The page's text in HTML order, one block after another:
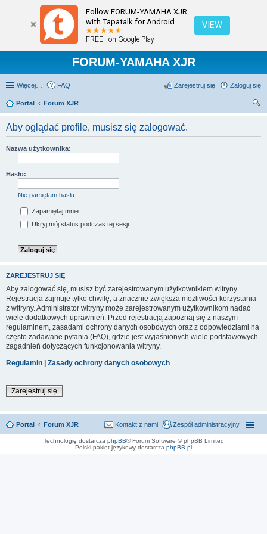
Follow FORUM-YAMAHA XJR
with Tapatalk for Android
FREE - on Google Play
VIEW
FORUM-YAMAHA XJR
Więcej… FAQ Zaloguj się
Zarejestruj się
Portal
Forum XJR
Aby oglądać profile, musisz się zalogować.
Nazwa użytkownika:
Hasło:
Nie pamiętam hasła
Zapamiętaj mnie
Ukryj mój status podczas tej sesji
ZAREJESTRUJ SIĘ
Aby zalogować się, musisz być zarejestrowanym użytkownikiem witryny.
Rejestracja zajmuje tylko chwilę, a znacznie zwiększa możliwości korzystania
z witryny. Administrator witryny może zarejestrowanym użytkownikom nadać
wiele dodatkowych uprawnień. Przed rejestracją zapoznaj się z naszym
regulaminem, zasadami ochrony danych osobowych oraz z odpowiedziami na
często zadawane pytania (FAQ), gdzie jest wyjaśnionych wiele podstawowych
zagadnień dotyczących funkcjonowania witryny.
Regulamin
Zasady ochrony danych osobowych
Zarejestruj się
Portal Forum XJR Zespół administracyjny
Kontakt z nami
Technologię dostarcza phpBB® Forum Software © phpBB Limited
Polski pakiet językowy dostarcza phpBB.pl